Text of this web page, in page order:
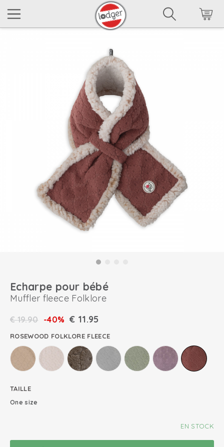
Echarpe pour bébé
Muffler fleece Folklore
€19.90 -40% € 11.95
ROSEWOOD FOLKLORE FLEECE
TAILLE
One size
EN STOCK